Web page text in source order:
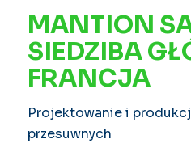
MANTION
SIEDZIBA
FRANCJA
Projektowanie i
przesuwnych